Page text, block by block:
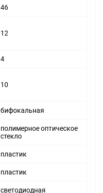
46
12
4
10
бифокальная
полимерное оптическое
стекло
пластик
пластик
светодиодная